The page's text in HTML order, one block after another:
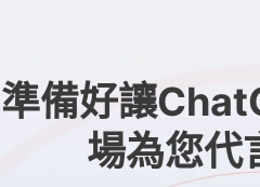
準備好讓
場為您代